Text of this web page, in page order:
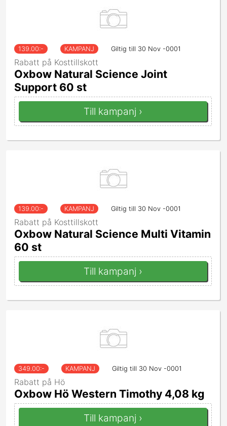
139.00:- KAMPANJ Giltig till 30 Nov -0001
Rabatt på Kosttillskott
Oxbow Natural Science Joint
Support 60 st
Till kampanj ›
139.00:- KAMPANJ Giltig till 30 Nov -0001
Rabatt på Kosttillskott
Oxbow Natural Science Multi Vitamin
60 st
Till kampanj ›
349.00:- KAMPANJ Giltig till 30 Nov -0001
Rabatt på Hö
Oxbow Hö Western Timothy 4,08 kg
Till kampanj ›